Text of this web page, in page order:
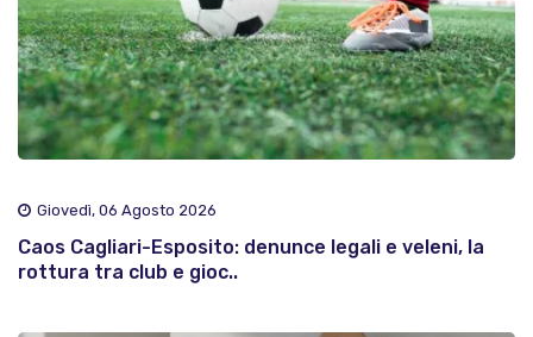
Giovedì, 06 Agosto 2026
Caos Cagliari-Esposito: denunce legali e veleni, la
rottura tra club e gioc..